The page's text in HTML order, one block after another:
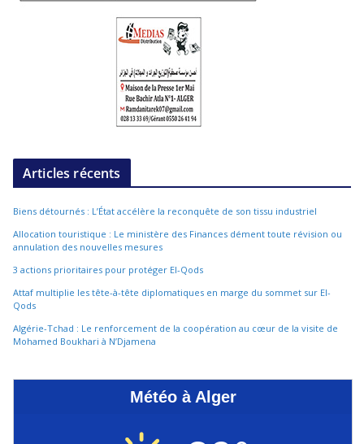
Articles récents
Biens détournés : L’État accélère la reconquête de son tissu industriel
Allocation touristique : Le ministère des Finances dément toute révision ou
annulation des nouvelles mesures
3 actions prioritaires pour protéger El-Qods
Attaf multiplie les tête-à-tête diplomatiques en marge du sommet sur El-
Qods
Algérie-Tchad : Le renforcement de la coopération au cœur de la visite de
Mohamed Boukhari à N’Djamena
Météo à Alger